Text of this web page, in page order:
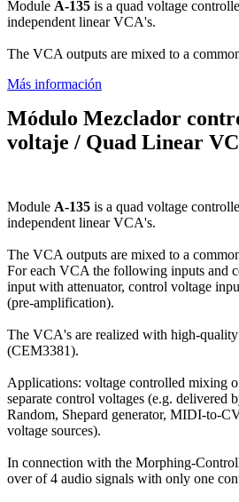
Module A-135 is a quad voltage
independent linear VCA's.
The VCA outputs are mixed to a
Más información
Módulo Mezclador
voltaje / Quad Linear
Module A-135 is a quad voltage
independent linear VCA's.
The VCA outputs are mixed to a
For each VCA the following inputs and
input with attenuator, control voltage
(pre-amplification).
The VCA's are realized with high-
(CEM3381).
Applications: voltage controlled mixing
separate control voltages (e.g. delivered
Random, Shepard generator, MIDI-to-
voltage sources).
In connection with the Morphing-
over of 4 audio signals with only one